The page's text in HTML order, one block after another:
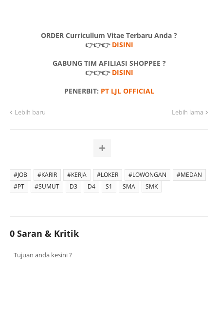
ORDER Curricullum Vitae Terbaru Anda ?
👉👉👉 DISINI
GABUNG TIM AFILIASI SHOPPEE ?
👉👉👉 DISINI
PENERBIT: PT LJL OFFICIAL
Lebih baru Lebih lama
#JOB #KARIR #KERJA #LOKER #LOWONGAN
#MEDAN
#PT
#SUMUT D3 D4 S1 SMA SMK
0 Saran & Kritik
Tujuan anda kesini ?